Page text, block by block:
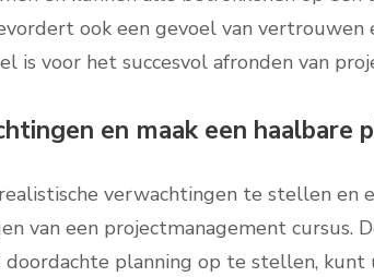
ook een gevoel van vertrouwen
is voor het succesvol afronden van
en maak een haalbare
verwachtingen te stellen en
van een projectmanagement cursus.
planning op te stellen, kunt